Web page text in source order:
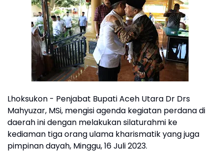
Lhoksukon - Penjabat Bupati Aceh Utara Dr Drs
Mahyuzar, MSi, mengisi agenda kegiatan perdana di
daerah ini dengan melakukan silaturahmi ke
kediaman tiga orang ulama kharismatik yang juga
pimpinan dayah, Minggu, 16 Juli 2023.